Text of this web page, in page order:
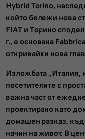
Hybrid Torino,
който бележи нова
FIAT и Торино
г., е основана
откривайки нова
Изложбата „Италия,
посетителите с
важна част от
проектирано като
домашен разказ,
начин на живот. В